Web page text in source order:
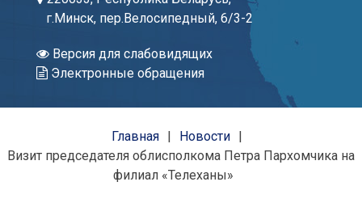
г.Минск, пер.Велосипедный, 6/3-2
Версия для слабовидящих
Электронные обращения
Главная
Новости
Визит председателя облисполкома Петра Пархомчика на
филиал «Телеханы»